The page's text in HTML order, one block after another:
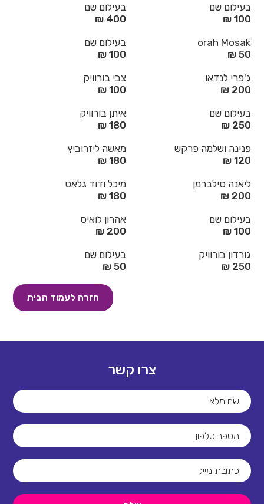
בעילום שם
100 ₪
בעילום שם
400 ₪
orah Mosak
50 ₪
בעילום שם
100 ₪
ג'פרי לנדאו
200 ₪
צבי בורוויק
100 ₪
בעילום שם
250 ₪
איתן בורוויק
180 ₪
פנינה ושלמה פרקש
120 ₪
מאשה ליזרוביץ
180 ₪
ליאנה סילברמן
200 ₪
מיכל ודוד גלאט
180 ₪
בעילום שם
100 ₪
אהרון לואיס
200 ₪
גורדון בורוויק
250 ₪
בעילום שם
50 ₪
חזרה לעמוד הבית
צרו קשר
שם מלא
מספר טלפון
כתובת מייל